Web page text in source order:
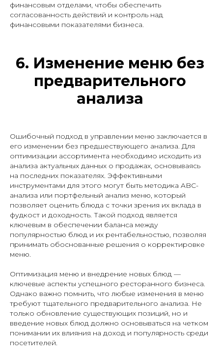
финансовым отделами, чтобы обеспечить
согласованность действий и контроль над
финансовыми показателями бизнеса.
6. Изменение меню без
предварительного
анализа
Ошибочный подход в управлении меню заключается в
его изменении без предшествующего анализа. Для
оптимизации ассортимента необходимо исходить из
анализа актуальных данных о продажах, основываясь
на последних показателях. Эффективными
инструментами для этого могут быть методика ABC-
анализа или портфельный анализ меню, который
позволяет оценить блюда с точки зрения их вклада в
фудкост и доходность. Такой подход является
ключевым в обеспечении баланса между
популярностью блюд и их рентабельностью, позволяя
принимать обоснованные решения о корректировке
меню.
Оптимизация меню и внедрение новых блюд —
ключевые аспекты успешного ресторанного бизнеса.
Однако важно помнить, что любые изменения в меню
требуют тщательного предварительного анализа. Не
только обновление существующих позиций, но и
введение новых блюд должно основываться на четком
понимании их влияния на доход и популярность среди
посетителей.